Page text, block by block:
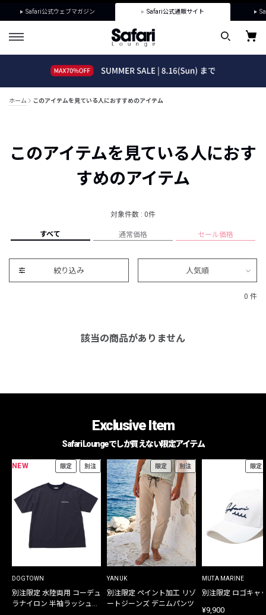
Safari公式ウェブマガジン Safari公式通販サイト
ホーム このアイテムを見ている人におすすめのアイテム
このアイテムを見ている人におす
すめのアイテム
対象件数 : 0件
すべて 通常価格 セール価格
絞り込み 人気順
0 件
該当の商品がありません
Exclusive Item
Safari Loungeでしか買えない限定アイテム
NEW 限定 別注
DOGTOWN
別注限定 水陸両用 コーデュ
ラナイロン 半袖ラッシュガ
限定 別注
YANUK
別注限定 ペイント加工 リゾ
ートジーンズ デニムパンツ
限定
MUTA MARINE
別注限定 ロゴキャ
¥9,900